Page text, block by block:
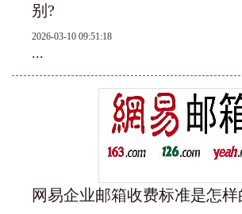
别?
2026-03-10 09:51:18
...
网易企业邮箱收费标准是怎样